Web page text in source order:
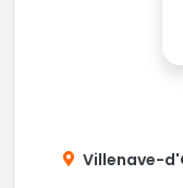
Villenave-